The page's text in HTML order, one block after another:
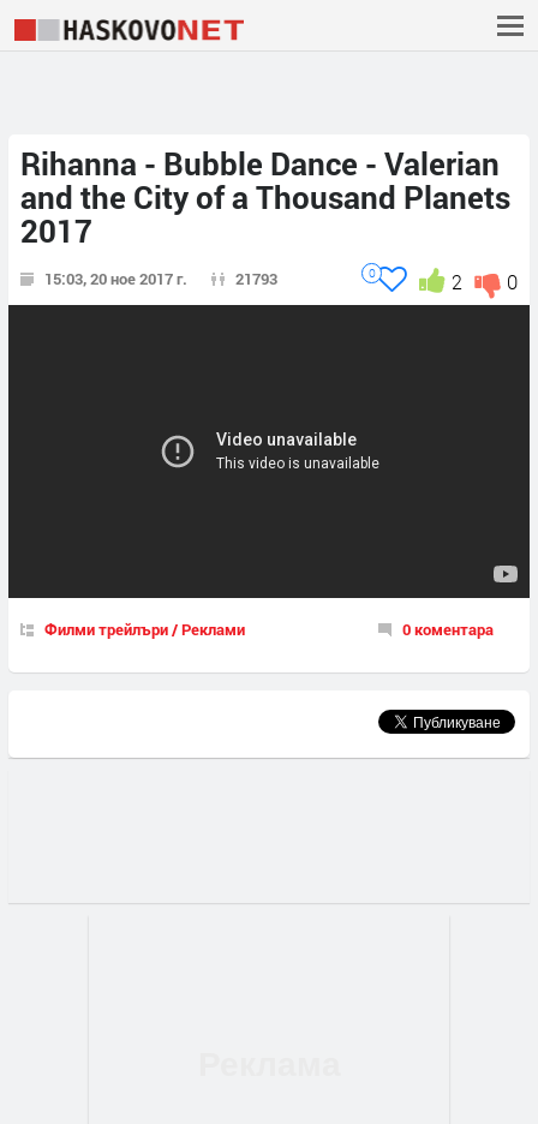
Rihanna - Bubble Dance - ‫ Valerian
and the City of a Thousand Planets
2017
15:03, 20 ное 2017 г. 21793 0
2
0
Филми трейлъри / Реклами 0 коментара